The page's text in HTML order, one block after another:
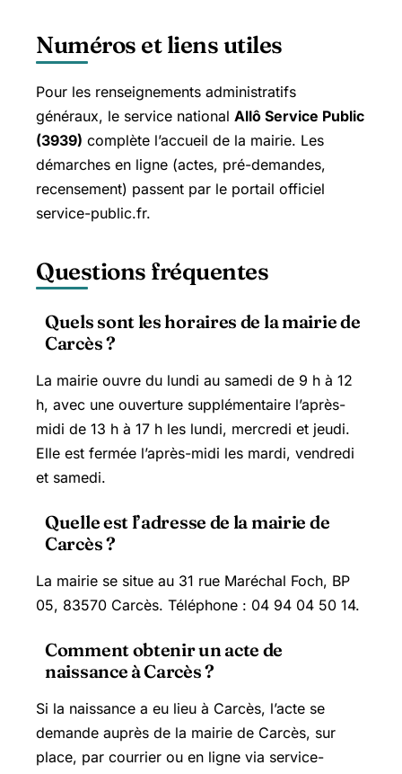
Numéros et liens utiles
Pour les renseignements administratifs
généraux, le service national Allô Service Public
(3939) complète l’accueil de la mairie. Les
démarches en ligne (actes, pré-demandes,
recensement) passent par le portail officiel
service-public.fr.
Questions fréquentes
Quels sont les horaires de la mairie de
Carcès ?
La mairie ouvre du lundi au samedi de 9 h à 12
h, avec une ouverture supplémentaire l’après-
midi de 13 h à 17 h les lundi, mercredi et jeudi.
Elle est fermée l’après-midi les mardi, vendredi
et samedi.
Quelle est l’adresse de la mairie de
Carcès ?
La mairie se situe au 31 rue Maréchal Foch, BP
05, 83570 Carcès. Téléphone : 04 94 04 50 14.
Comment obtenir un acte de
naissance à Carcès ?
Si la naissance a eu lieu à Carcès, l’acte se
demande auprès de la mairie de Carcès, sur
place, par courrier ou en ligne via service-